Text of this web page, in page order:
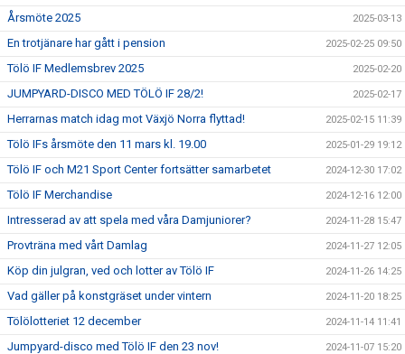
Årsmöte 2025 2025-03-13
En trotjänare har gått i pension 2025-02-25 09:50
Tölö IF Medlemsbrev 2025 2025-02-20
JUMPYARD-DISCO MED TÖLÖ IF 28/2! 2025-02-17
Herrarnas match idag mot Växjö Norra flyttad! 2025-02-15 11:39
Tölö IFs årsmöte den 11 mars kl. 19.00 2025-01-29 19:12
Tölö IF och M21 Sport Center fortsätter samarbetet 2024-12-30 17:02
Tölö IF Merchandise 2024-12-16 12:00
Intresserad av att spela med våra Damjuniorer? 2024-11-28 15:47
Provträna med vårt Damlag 2024-11-27 12:05
Köp din julgran, ved och lotter av Tölö IF 2024-11-26 14:25
Vad gäller på konstgräset under vintern 2024-11-20 18:25
Tölölotteriet 12 december 2024-11-14 11:41
Jumpyard-disco med Tölö IF den 23 nov! 2024-11-07 15:20